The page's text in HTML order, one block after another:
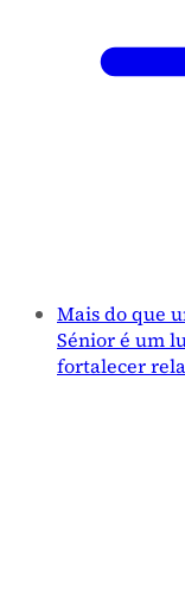
Mais do que
Sénior é um
fortalecer